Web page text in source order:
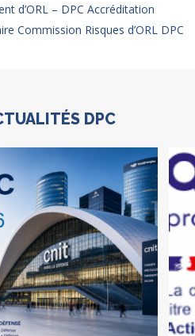
d’ORL – DPC Accréditation
Commission Risques d’ORL DPC
DPC